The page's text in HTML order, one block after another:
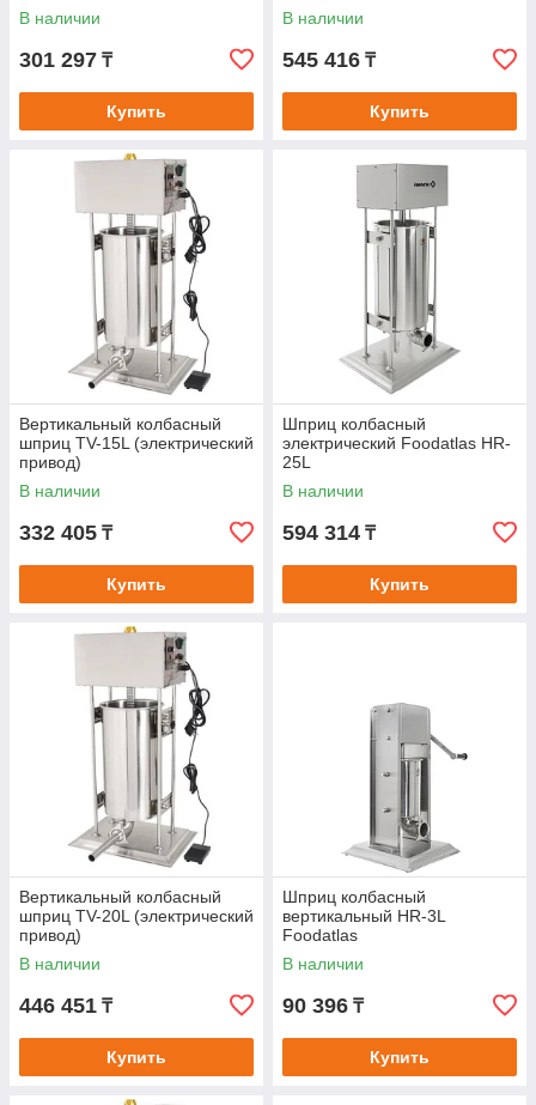
В наличии
301 297 ₸
Купить
В наличии
545 416 ₸
Купить
Вертикальный колбасный
шприц TV-15L (электрический
привод)
В наличии
332 405 ₸
Купить
Шприц колбасный
электрический Foodatlas HR-
25L
В наличии
594 314 ₸
Купить
Вертикальный колбасный
шприц TV-20L (электрический
привод)
В наличии
446 451 ₸
Купить
Шприц колбасный
вертикальный HR-3L
Foodatlas
В наличии
90 396 ₸
Купить